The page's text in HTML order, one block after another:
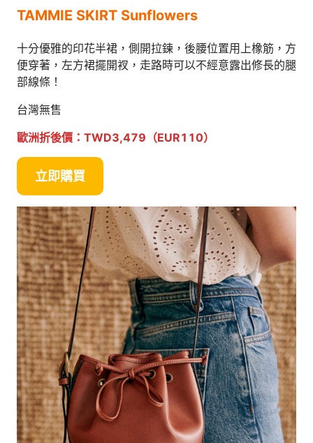
TAMMIE SKIRT Sunflowers
十分優雅的印花半裙，側開拉鍊，後腰位置用上橡筋，方
便穿著，左方裙擺開衩，走路時可以不經意露出修長的腿
部線條！
台灣無售
歐洲折後價：TWD3,479（EUR110）
立即購買